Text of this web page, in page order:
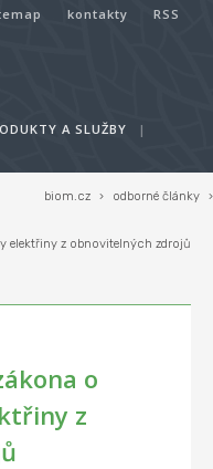
kontakty RSS
A SLUŽBY
|
biom.cz › odborné články ›
elektřiny z obnovitelných zdrojů
o
z